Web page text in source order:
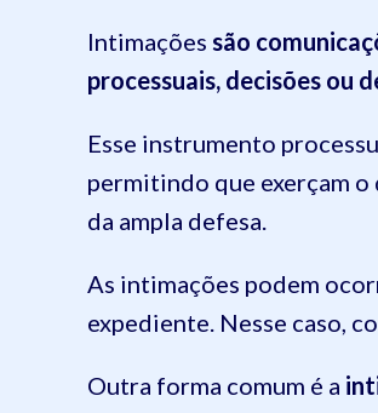
Intimações são
processuais, decisões ou
Esse instrumento
permitindo que exerçam
da ampla defesa.
As intimações podem
expediente. Nesse caso,
Outra forma comum é a